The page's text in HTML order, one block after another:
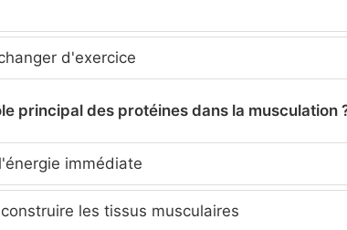
d'exercice
principal des protéines dans la musculation
immédiate
les tissus musculaires